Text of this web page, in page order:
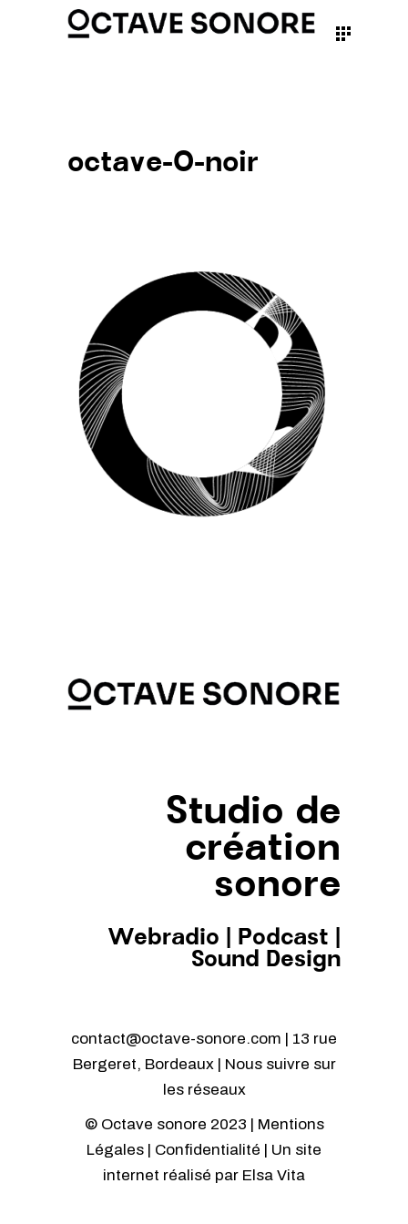
octave-O-noir
Studio de
création
sonore
Webradio Podcast
Sound Design
contact@octave-sonore.com | 13 rue
Bergeret, Bordeaux | Nous suivre sur
les réseaux
© Octave sonore 2023 | Mentions
Légales | Confidentialité | Un site
internet réalisé par Elsa Vita